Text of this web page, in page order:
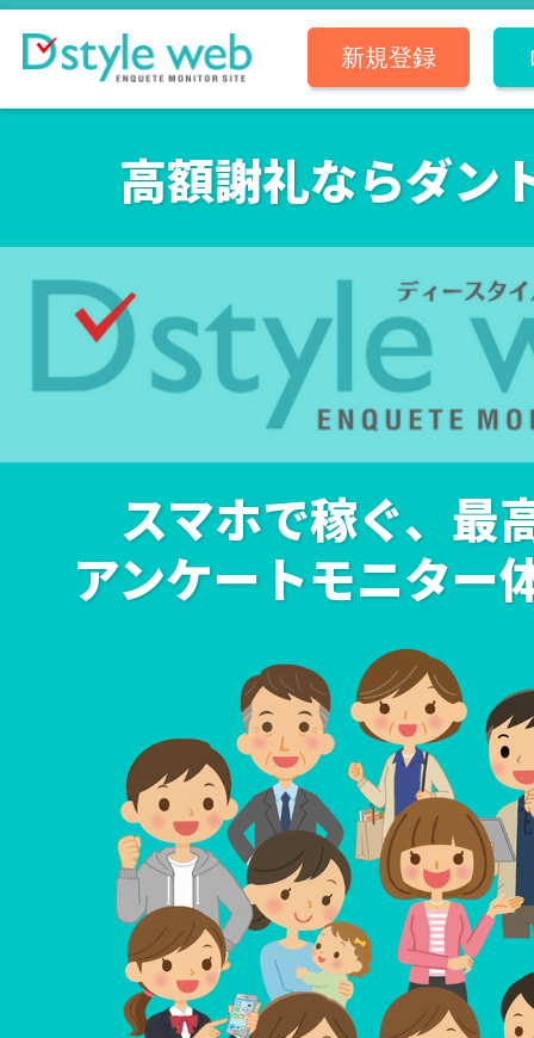
新規登録
アンケートモニターTOP
D style web通信
謝礼とポイント
サイトマップ